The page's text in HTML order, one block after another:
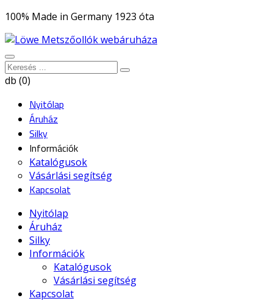
100% Made in Germany 1923 óta
db (0)
Nyitólap
Áruház
Silky
Információk
Katalógusok
Vásárlási segítség
Kapcsolat
Nyitólap
Áruház
Silky
Információk
Katalógusok
Vásárlási segítség
Kapcsolat